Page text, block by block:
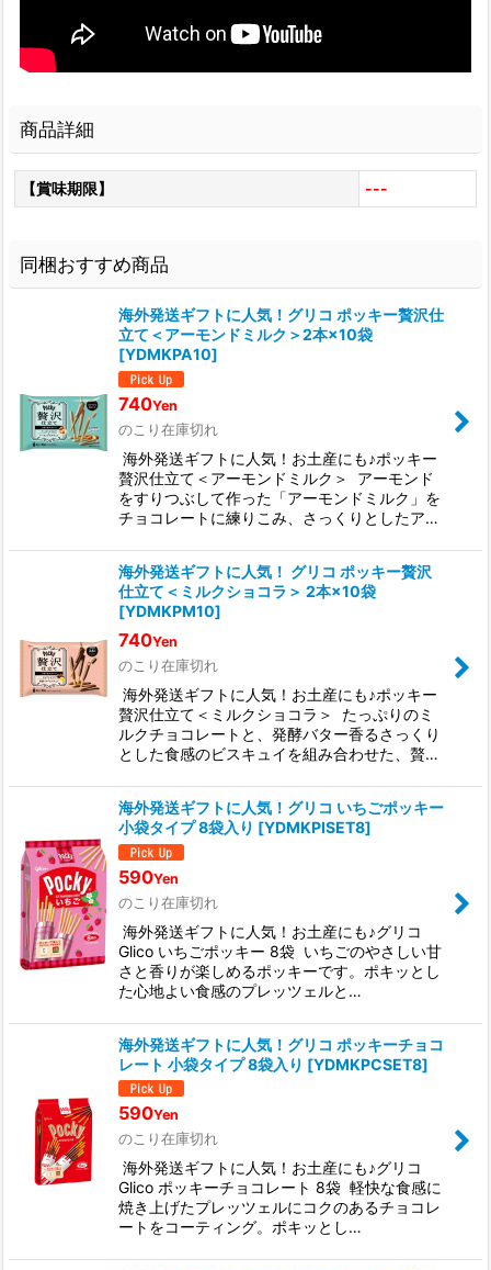
商品詳細
【賞味期限】 ---
同梱おすすめ商品
海外発送ギフトに人気！グリコ ポッキー贅沢仕
立て＜アーモンドミルク＞2本×10袋
[YDMKPA10]
740Yen
のこり在庫切れ
海外発送ギフトに人気！お土産にも♪ポッキー
贅沢仕立て＜アーモンドミルク＞ アーモンド
をすりつぶして作った「アーモンドミルク」を
チョコレートに練りこみ、さっくりとしたア…
海外発送ギフトに人気！ グリコ ポッキー贅沢
仕立て＜ミルクショコラ＞ 2本×10袋
[YDMKPM10]
740Yen
のこり在庫切れ
海外発送ギフトに人気！お土産にも♪ポッキー
贅沢仕立て＜ミルクショコラ＞ たっぷりのミ
ルクチョコレートと、発酵バター香るさっくり
とした食感のビスキュイを組み合わせた、贅…
海外発送ギフトに人気！グリコ いちごポッキー
小袋タイプ 8袋入り [YDMKPISET8]
590Yen
のこり在庫切れ
海外発送ギフトに人気！お土産にも♪グリコ
Glico いちごポッキー 8袋 いちごのやさしい甘
さと香りが楽しめるポッキーです。ポキッとし
た心地よい食感のプレッツェルと…
海外発送ギフトに人気！グリコ ポッキーチョコ
レート 小袋タイプ 8袋入り [YDMKPCSET8]
590Yen
のこり在庫切れ
海外発送ギフトに人気！お土産にも♪グリコ
Glico ポッキーチョコレート 8袋 軽快な食感に
焼き上げたプレッツェルにコクのあるチョコレ
ートをコーティング。ポキッとし…